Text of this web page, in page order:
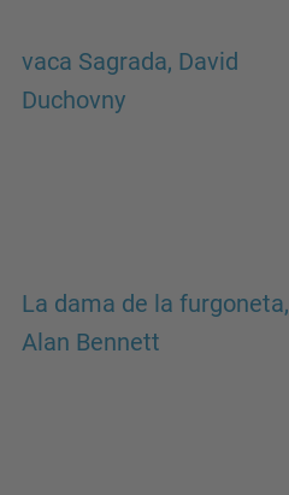
vaca Sagrada, David
Duchovny
La dama de la furgoneta,
Alan Bennett